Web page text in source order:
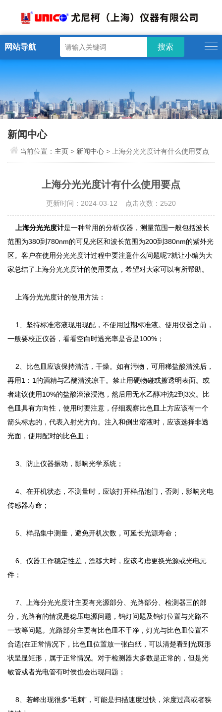
网站导航
新闻中心
当前位置： 主页 > 新闻中心 > 上海分光光度计有什么使用要点
上海分光光度计有什么使用要点
更新时间：2024-03-12 点击次数：2520
上海分光光度计是一种常用的分析仪器，测量范围一般包括波长
范围为380到780nm的可见光区和波长范围为200到380nm的紫外光
区。客户在使用分光光度计过程中要注意什么问题呢?就让小编为大
家总结了上海分光光度计的使用要点，希望对大家可以有所帮助。
上海分光光度计的使用方法：
1、坚持标准溶液现用现配，不使用过期标准液。使用仪器之前，
一般要校正仪器，看看空白时透光率是否是100%；
2、比色皿应该保持清洁，干燥。如有污物，可用稀盐酸清洗后，
再用1：1的酒精与乙醚清洗凉干。禁止用硬物碰或擦透明表面。或
者建议使用10%的盐酸溶液浸泡，然后用无水乙醇冲洗2到3次。比
色皿具有方向性，使用时要注意，仔细观察比色皿上方应该有一个
箭头标志的，代表入射光方向。注入和倒出溶液时，应该选择非透
光面，使用配对的比色皿；
3、防止仪器振动，影响光学系统；
4、在开机状态，不测量时，应该打开样品池门，否则，影响光电
传感器寿命；
5、样品集中测量，避免开机次数，可延长光源寿命；
6、仪器工作稳定性差，漂移大时，应该考虑更换光源或光电元
件；
7、上海分光光度计主要有光源部分、光路部分、检测器三的部
分，光路有的情况是稳压电源问题，钨灯问题及钨灯位置与光路不
一致等问题。光路部分主要有比色皿不干净，灯光与比色皿位置不
合适(在正常情况下，比色皿位置放一张白纸，可以清楚看到光斑形
状呈显矩形，属于正常情况。对于检测器大多数是正常的，但是光
敏管或者光电管有时侯也会出现问题；
8、若峰出现很多“毛刺”，可能是扫描速度过快，浓度过高或者狭